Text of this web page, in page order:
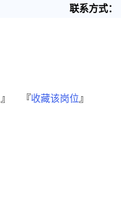
联系方式：
』 『收藏该岗位 』